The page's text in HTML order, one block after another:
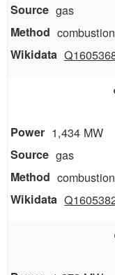
gas
combustion
1,434 MW
gas
combustion